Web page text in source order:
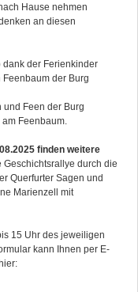
Hause nehmen
an diesen
dank der Ferienkinder
der Burg
und Feen der Burg
Feenbaum.
finden weitere
Geschichtsrallye durch die
Querfurter Sagen und
Marienzell mit
15 Uhr des jeweiligen
kann Ihnen per E-